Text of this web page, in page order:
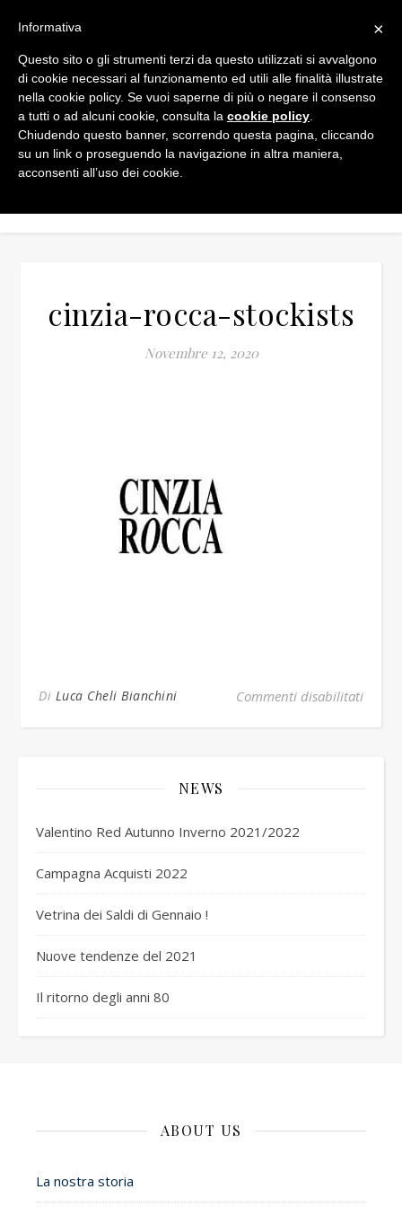
cinzia-rocca-stockists
Novembre 12, 2020
Di Luca Cheli Bianchini Commenti disabilitatisu
NEWS
Valentino Red Autunno Inverno 2021/2022
Campagna Acquisti 2022
Vetrina dei Saldi di Gennaio !
Nuove tendenze del 2021
Il ritorno degli anni 80
ABOUT US
La nostra storia
×
Informativa
Questo sito o gli strumenti terzi da questo utilizzati si avvalgono
di cookie necessari al funzionamento ed utili alle finalità illustrate
nella cookie policy. Se vuoi saperne di più o negare il consenso
a tutti o ad alcuni cookie, consulta la cookie policy
Chiudendo questo banner, scorrendo questa pagina, cliccando
su un link o proseguendo la navigazione in altra maniera,
acconsenti all’uso dei cookie.